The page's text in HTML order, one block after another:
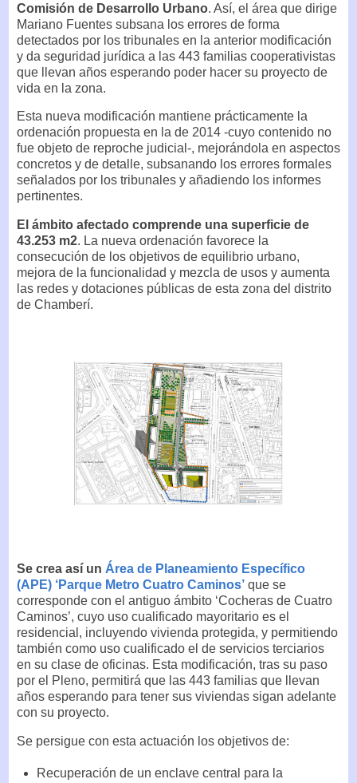
Comisión de Desarrollo Urbano. Así, el área que dirige
Mariano Fuentes subsana los errores de forma
detectados por los tribunales en la anterior modificación
y da seguridad jurídica a las 443 familias cooperativistas
que llevan años esperando poder hacer su proyecto de
vida en la zona.
Esta nueva modificación mantiene prácticamente la
ordenación propuesta en la de 2014 -cuyo contenido no
fue objeto de reproche judicial-, mejorándola en aspectos
concretos y de detalle, subsanando los errores formales
señalados por los tribunales y añadiendo los informes
pertinentes.
El ámbito afectado comprende una superficie de
43.253 m2. La nueva ordenación favorece la
consecución de los objetivos de equilibrio urbano,
mejora de la funcionalidad y mezcla de usos y aumenta
las redes y dotaciones públicas de esta zona del distrito
de Chamberí.
Se crea así un Área de Planeamiento Específico
(APE) ‘Parque Metro Cuatro Caminos’ que se
corresponde con el antiguo ámbito ‘Cocheras de Cuatro
Caminos’, cuyo uso cualificado mayoritario es el
residencial, incluyendo vivienda protegida, y permitiendo
también como uso cualificado el de servicios terciarios
en su clase de oficinas. Esta modificación, tras su paso
por el Pleno, permitirá que las 443 familias que llevan
años esperando para tener sus viviendas sigan adelante
con su proyecto.
Se persigue con esta actuación los objetivos de:
Recuperación de un enclave central para la